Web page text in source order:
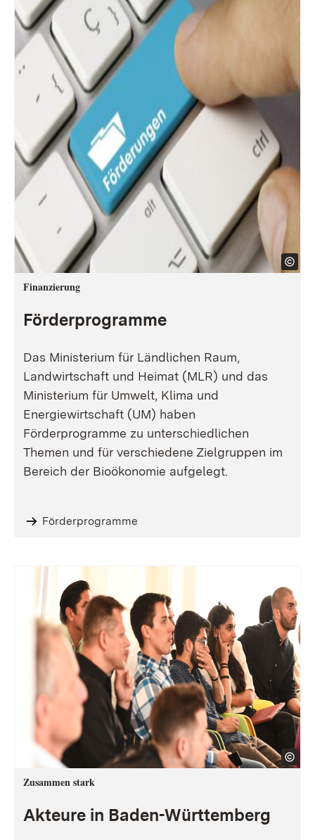
Finanzierung
Förderprogramme
Das Ministerium für Ländlichen Raum,
Landwirtschaft und Heimat (MLR) und das
Ministerium für Umwelt, Klima und
Energiewirtschaft (UM) haben
Förderprogramme zu unterschiedlichen
Themen und für verschiedene Zielgruppen im
Bereich der Bioökonomie aufgelegt.
Förderprogramme
Zusammen stark
Akteure in Baden-Württemberg